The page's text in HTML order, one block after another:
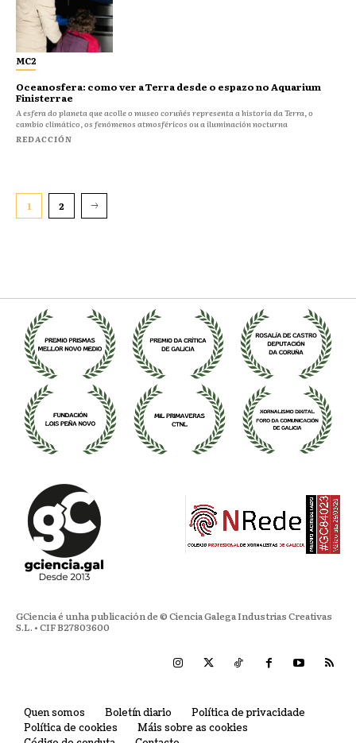
MC2
Oceanosfera: como ver a Terra desde o espazo no Aquarium
Finisterrae
A esfera do planeta que acolle o museo coruñés representa a historia da Terra, o
cambio climático, os fenómenos atmosféricos ou a iluminación nocturna
REDACCIÓN
1 2
GCiencia é unha publicación de © Ciencia Galega Industrias Creativas
S.L. • CIF B27803600
Quen somos Boletín diario
Política de privacidade
Política de cookies
Máis sobre as cookies